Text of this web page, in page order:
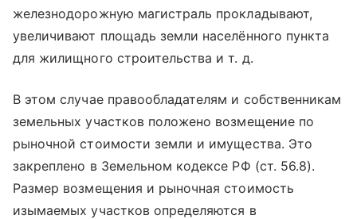
железнодорожную магистраль прокладывают,
увеличивают площадь земли населённого пункта
для жилищного строительства и т. д.
В этом случае правообладателям и собственникам
земельных участков положено возмещение по
рыночной стоимости земли и имущества. Это
закреплено в Земельном кодексе РФ (ст. 56.8).
Размер возмещения и рыночная стоимость
изымаемых участков определяются в